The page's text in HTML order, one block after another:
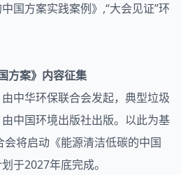
国方案实践案例》,“大会见证”环
方案》内容征集
中华环保联合会发起，典型垃圾
中国环境出版社出版。以此为基
将启动《能源清洁低碳的中国
于2027年底完成。